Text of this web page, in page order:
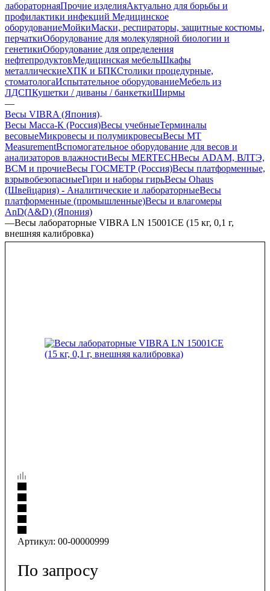
лабораторнаяПрочие изделияАктуально для борьбы и
профилактики инфекций Медицинское
оборудованиеМойкиМаски, респираторы, защитные костюмы,
перчаткиОборудование для молекулярной биологии и
генетикиОборудование для определения
нефтепродуктовМедицинская мебельШкафы
металлическиеХПК и БПКСтолики процедурные,
стоматологаИспытательное оборудованиеМебель из
ЛДСПКушетки / диваны / банкеткиШирмы
—
Весы VIBRA (Япония)
Весы Масса-К (Россия)Весы учебныеТерминалы
весовыеМикровесы и полумикровесыВесы MT
MeasurementВспомогательное оборудование для весов и
анализаторов влажностиВесы MERTECHВесы ADAM, ВЛТЭ,
BCM и прочиеВесы ГОСМЕТР (Россия)Весы платформенные,
взрывобезопасныеГири и наборы гирьВесы Ohaus
(Швейцария) - Аналитические и лабораторныеВесы
платформенные (промышленные)Весы и влагомеры
AnD(A&D) (Япония)
—Весы лабораторные VIBRA LN 15001CE (15 кг, 0,1 г,
внешняя калибровка)
Артикул: 00-00000999
По запросу